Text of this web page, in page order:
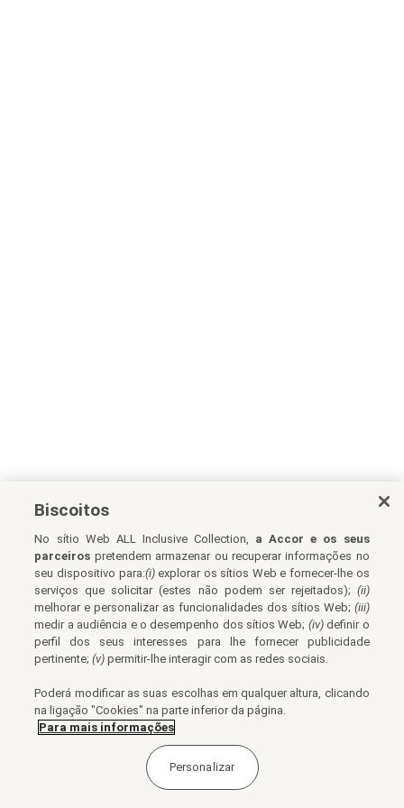
Biscoitos
No sítio Web ALL Inclusive Collection, a Accor e os seus
parceiros pretendem armazenar ou recuperar informações no
seu dispositivo para:(i)explorar os sítios Web e fornecer-lhe os
serviços que solicitar (estes não podem ser rejeitados); (ii)
melhorar e personalizar as funcionalidades dos sítios Web; (iii)
medir a audiência e o desempenho dos sítios Web; (iv)definir o
perfil dos seus interesses para lhe fornecer publicidade
pertinente;(v) permitir-lhe interagir com as redes sociais.
Poderá modificar as suas escolhas em qualquer altura, clicando
na ligação "Cookies" na parte inferior da página.
Para mais informações
Personalizar